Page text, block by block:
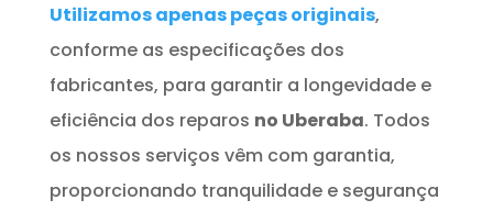
Utilizamos apenas peças originais,
conforme as especificações dos
fabricantes, para garantir a longevidade e
eficiência dos reparos no Uberaba. Todos
os nossos serviços vêm com garantia,
proporcionando tranquilidade e segurança